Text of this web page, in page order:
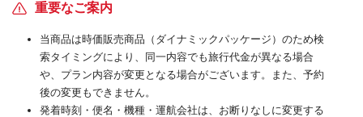
重要なご案内
当商品は時価販売商品（ダイナミックパッケージ）のため検
索タイミングにより、同一内容でも旅行代金が異なる場合
や、プラン内容が変更となる場合がございます。また、予約
後の変更もできません。
発着時刻・便名・機種・運航会社は、お断りなしに変更する